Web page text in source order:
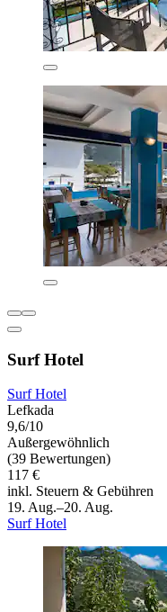
Surf Hotel
Surf Hotel
Lefkada
9,6/10
Außergewöhnlich
(39 Bewertungen)
117 €
inkl. Steuern & Gebühren
19. Aug.–20. Aug.
Surf Hotel